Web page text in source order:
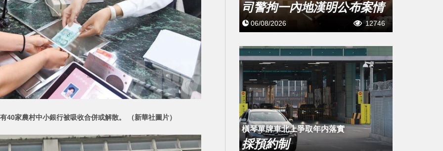
家農村中小銀行被吸收合併或解散。 （新華社圖片）
司警拘一內地漢明公布案情
06/08/2026 12746
橫琴單牌車北上爭取年内落實
採預約制